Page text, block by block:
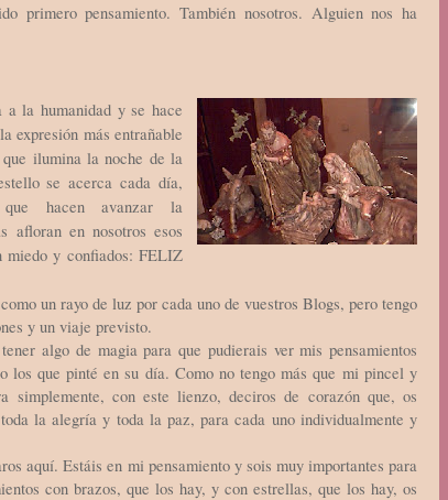
primero pensamiento. También nosotros. Alguien nos ha
a la humanidad y se hace
más entrañable
ilumina la noche de la
se acerca cada día,
que hacen avanzar la
afloran en nosotros esos
miedo y confiados: FELIZ
un rayo de luz por cada uno de vuestros Blogs, pero tengo
y un viaje previsto.
algo de magia para que pudierais ver mis pensamientos
los que pinté en su día. Como no tengo más que mi pincel y
simplemente, con este lienzo, deciros de corazón que, os
la alegría y toda la paz, para cada uno individualmente y
aquí. Estáis en mi pensamiento y sois muy importantes para
con brazos, que los hay, y con estrellas, que los hay, os